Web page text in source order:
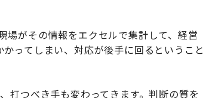
場がその情報をエクセルで集計して、経営
ってしまい、対応が後手に回るということ
打つべき手も変わってきます。判断の質を